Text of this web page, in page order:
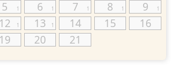
5 1 6 1 7 1 8 1 9 1
12 1 13 1 14 15
16
19 20 21